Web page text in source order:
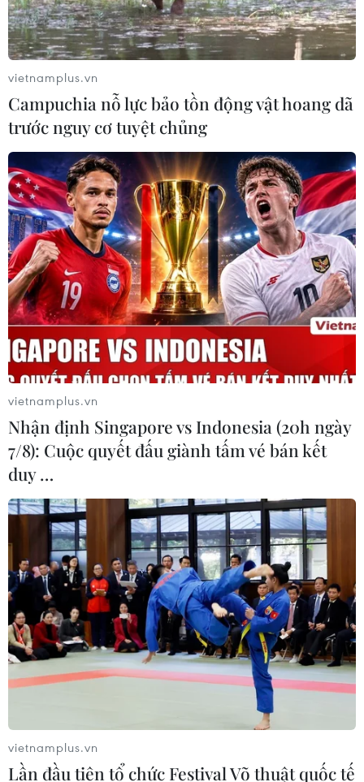
TIN CÙNG CHUYÊN MỤC
Áp dụng "luồng xanh" cho nhà đầu
tư dự án hạ tầng công nghiệp phía
Đông Đắk Lắk
Quốc hội thảo luận dự án Luật Dầu
vietnamplus.vn
Campuchia nỗ lực bảo tồn động vật hoang dã
trước nguy cơ tuyệt chủng
vietnamplus.vn
Nhận định Singapore vs Indonesia (20h ngày
7/8): Cuộc quyết đấu giành tấm vé bán kết
duy …
vietnamplus.vn
Lần đầu tiên tổ chức Festival Võ thuật quốc tế